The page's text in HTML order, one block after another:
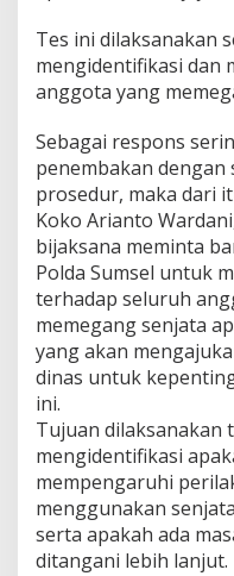
e
v
a
u
s
T
i
m
P
o
l
d
a
m
s
e
l
Tes ini dilaksanakan
mengidentifikasi dan
anggota yang
Sebagai respons
penembakan dengan
prosedur, maka dari
Koko Arianto
bijaksana meminta
Polda Sumsel untuk
terhadap seluruh
memegang senjata
yang akan
dinas untuk
ini.
Tujuan dilaksanakan
mengidentifikasi
mempengaruhi
menggunakan
serta apakah ada
ditangani lebih lanjut.